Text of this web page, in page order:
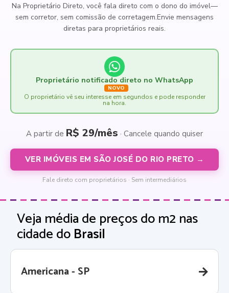
Na Proprietário Direto, você fala direto com o dono do imóvel—
sem corretor, sem comissão de corretagem.Envie mensagens
diretas para proprietários reais.
Proprietário notificado direto no WhatsApp
NOVO
O proprietário vê seu interesse em segundos e pode responder
na hora.
A partir de R$ 29/mês · Cancele quando quiser
VER IMÓVEIS EM SÃO JOSÉ DO RIO PRETO →
Fale direto com proprietários · Sem intermediários
Veja média de preços do m2 nas
cidade doBrasil
Americana - SP